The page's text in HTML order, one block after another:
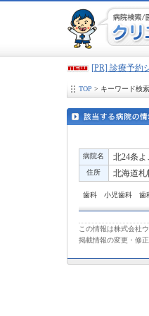
[PR] 診療予約
TOP > キーワード検索
病院名 北24条
住所 北海道札
歯科 小児歯科 歯
この情報は株式会社
掲載情報の変更・修